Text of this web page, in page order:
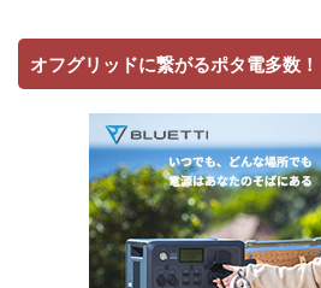
オフグリッドに繋がるポタ電多数！